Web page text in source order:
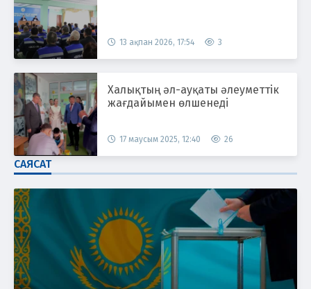
13 ақпан 2026, 17:54 3
Халықтың әл-ауқаты әлеуметтік
жағдайымен өлшенеді
17 маусым 2025, 12:40 26
САЯСАТ